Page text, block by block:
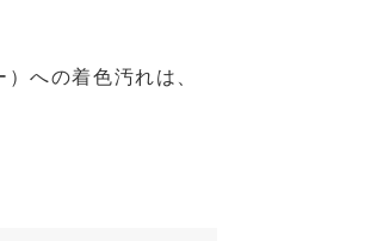
への着色汚れは、